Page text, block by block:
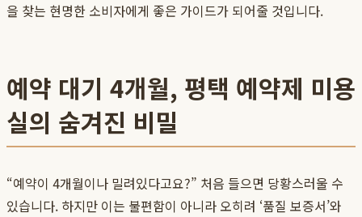
을 찾는 현명한 소비자에게 좋은 가이드가 되어줄 것입니다.
예약 대기 4개월, 평택 예약제 미용
실의 숨겨진 비밀
“예약이 4개월이나 밀려있다고요?” 처음 들으면 당황스러울 수
있습니다. 하지만 이는 불편함이 아니라 오히려 ‘품질 보증서’와